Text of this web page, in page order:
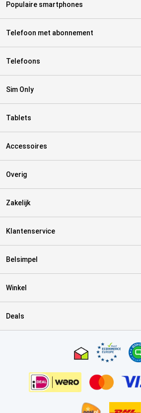
Populaire smartphones
Telefoon met abonnement
Telefoons
Sim Only
Tablets
Accessoires
Overig
Zakelijk
Klantenservice
Belsimpel
Winkel
Deals